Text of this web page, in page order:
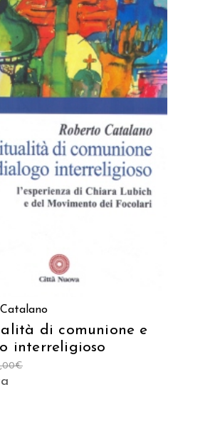
AGGIUNGI AL CARRELLO
di comunione e
interreligioso
€